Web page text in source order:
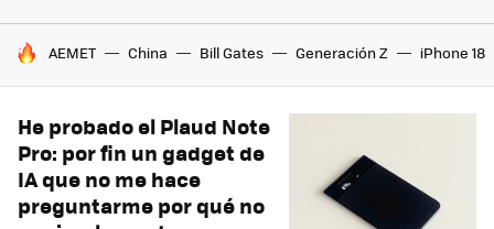
HOY SE HABLA DE
AEMET China Bill Gates Generación Z iPhone 18
He probado el Plaud Note
Pro: por fin un gadget de
IA que no me hace
preguntarme por qué no